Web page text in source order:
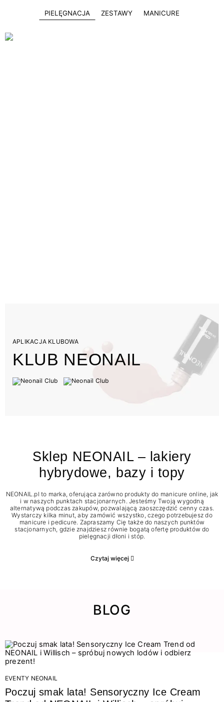
PIELĘGNACJA ZESTAWY MANICURE
APLIKACJA KLUBOWA
KLUB NEONAIL
Sklep NEONAIL – lakiery
hybrydowe, bazy i topy
NEONAIL.pl to marka, oferująca zarówno produkty do manicure online, jak
i w naszych punktach stacjonarnych. Jesteśmy Twoją wygodną
alternatywą podczas zakupów, pozwalającą zaoszczędzić cenny czas.
Wystarczy kilka minut, aby zamówić wszystko, czego potrzebujesz do
manicure i pedicure. Zapraszamy Cię także do naszych punktów
stacjonarnych, gdzie znajdziesz równie bogatą ofertę produktów do
pielęgnacji dłoni i stóp.
Czytaj więcej
BLOG
EVENTY NEONAIL
Poczuj smak lata! Sensoryczny Ice Cream